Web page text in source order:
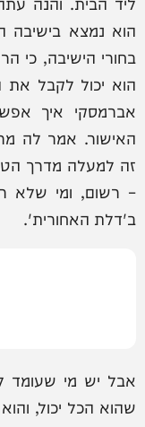
הוא נמצא בישיבה
בחורי הישיבה, כי
הוא יכול לקבל
אברמסקי איך
האישור. אמר לה
זה למעלה מדרך
– רשום, ומי שלא
ב'דלת האחורית'.
אבל יש מי שעומד
שהוא הכל יכול,